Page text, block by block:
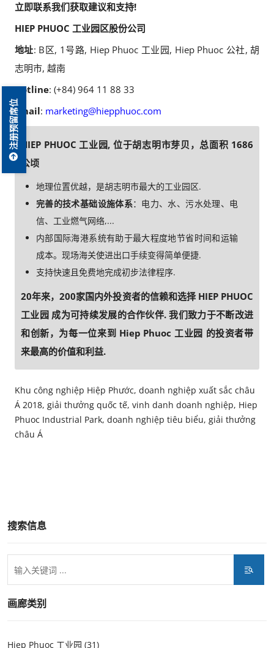
注册预留席位
搜索信息
画廊类别
Hiep Phuoc 工业园 (31)
立即联系我们获取建议和支持!
HIEP PHUOC 工业园区股份公司
地址: B区, 1号路, Hiep Phuoc 工业园, Hiep Phuoc 公社, 胡
志明市, 越南
Hotline: (+84) 964 11 88 33
Email: marketing@hiepphuoc.com
HIEP PHUOC 工业园, 位于胡志明市芽贝，总面积 1686
公顷
地理位置优越，是胡志明市最大的工业园区.
完善的技术基础设施体系：电力、水、污水处理、电
信、工业燃气网络,...
内部国际海港系统有助于最大程度地节省时间和运输
成本。现场海关使进出口手续变得简单便捷.
支持快速且免费地完成初步法律程序.
20年来，200家国内外投资者的信赖和选择 HIEP PHUOC
工业园 成为可持续发展的合作伙伴. 我们致力于不断改进
和创新，为每一位来到 Hiep Phuoc 工业园 的投资者带
来最高的价值和利益.
Khu công nghiệp Hiệp Phước, doanh nghiệp xuất sắc châu
Á 2018, giải thưởng quốc tế, vinh danh doanh nghiệp, Hiep
Phuoc Industrial Park, doanh nghiệp tiêu biểu, giải thưởng
châu Á